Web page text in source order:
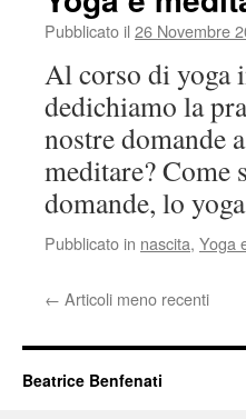
Pubblicato il 26 Novembre
Al corso di yoga
dedichiamo la
nostre domande
meditare? Come
domande, lo
Pubblicato in nascita, Yoga
← Articoli meno recenti
Beatrice Benfenati